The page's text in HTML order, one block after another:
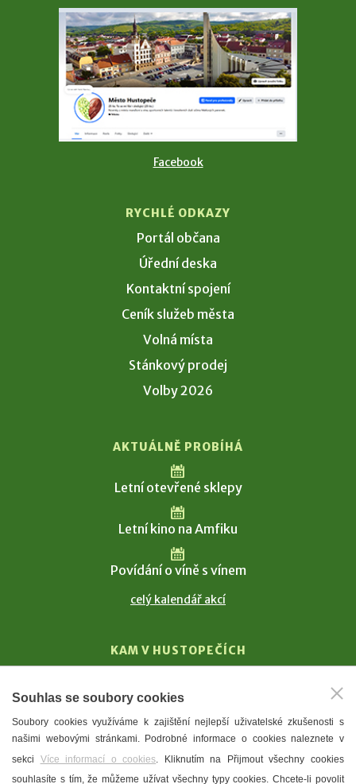
Facebook
RYCHLÉ ODKAZY
Portál občana
Úřední deska
Kontaktní spojení
Ceník služeb města
Volná místa
Stánkový prodej
Volby 2026
AKTUÁLNĚ PROBÍHÁ
Letní otevřené sklepy
Letní kino na Amfiku
Povídání o víně s vínem
celý kalendář akcí
KAM V HUSTOPEČÍCH
T. G. Masaryk
Mandloně
Ubytování
Restaurace
Souhlas se soubory cookies
Soubory cookies využíváme k zajištění nejlepší uživatelské zkušenosti s
našimi webovými stránkami. Podrobné informace o cookies naleznete v
sekci Více informací o cookies. Kliknutím na Přijmout všechny cookies
souhlasíte s tím, že můžeme užívat všechny typy cookies. Chcete-li povolit